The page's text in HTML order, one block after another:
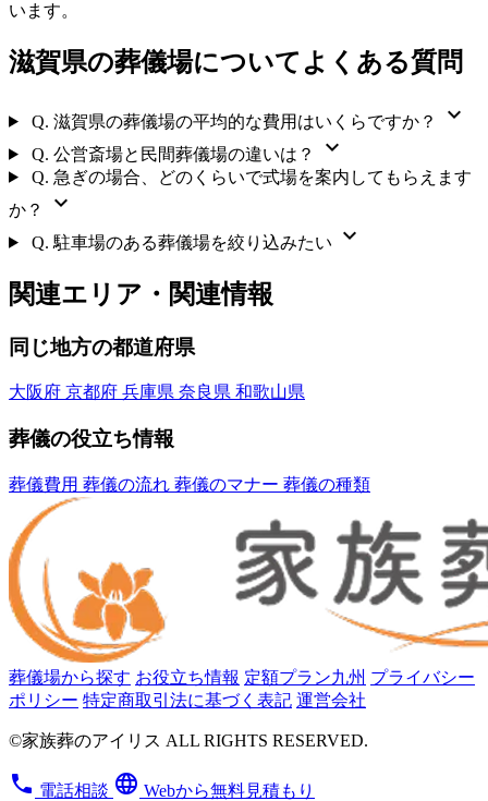
います。
滋賀県の葬儀場についてよくある質問
Q. 滋賀県の葬儀場の平均的な費用はいくらですか？ expand_more
Q. 公営斎場と民間葬儀場の違いは？ expand_more
Q. 急ぎの場合、どのくらいで式場を案内してもらえます
か？
expand_more
Q. 駐車場のある葬儀場を絞り込みたい expand_more
関連エリア・関連情報
同じ地方の都道府県
大阪府 京都府 兵庫県 奈良県 和歌山県
葬儀の役立ち情報
葬儀費用 葬儀の流れ 葬儀のマナー 葬儀の種類
葬儀場から探す お役立ち情報 定額プラン九州 プライバシー
ポリシー 特定商取引法に基づく表記 運営会社
©家族葬のアイリス ALL RIGHTS RESERVED.
phone 電話相談 language Webから無料見積もり